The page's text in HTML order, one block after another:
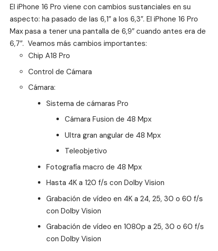
El iPhone 16 Pro viene con cambios sustanciales en su
aspecto: ha pasado de las 6,1″ a los 6,3″. El iPhone 16 Pro
Max pasa a tener una pantalla de 6,9″ cuando antes era de
6,7″. Veamos más cambios importantes:
Chip A18 Pro
Control de Cámara
Cámara:
Sistema de cámaras Pro
Cámara Fusion de 48 Mpx
Ultra gran angular de 48 Mpx
Teleobjetivo
Fotografía macro de 48 Mpx
Hasta 4K a 120 f/s con Dolby Vision
Grabación de vídeo en 4K a 24, 25, 30 o 60 f/s
con Dolby Vision
Grabación de vídeo en 1080p a 25, 30 o 60 f/s
con Dolby Vision